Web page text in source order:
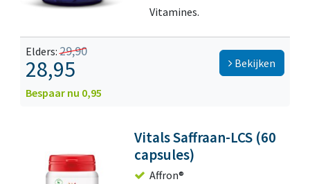
Vitamines.
Elders:29,90
28,95
Bespaar nu 0,95
Bekijken
Vitals Saffraan-LCS (60
capsules)
Affron®